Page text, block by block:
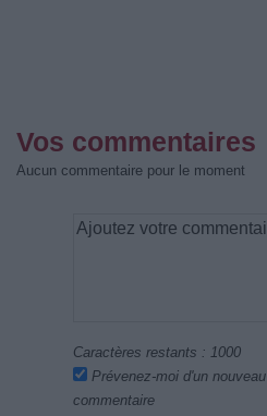
Vos commentaires
Aucun commentaire pour le moment
Caractères restants : 1000
Prévenez-moi d'un nouveau
commentaire